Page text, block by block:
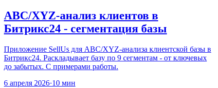
ABC/XYZ-анализ клиентов в
Битрикс24 - сегментация базы
Приложение SellUs для ABC/XYZ-анализа клиентской базы в
Битрикс24. Раскладывает базу по 9 сегментам - от ключевых
до забытых. С примерами работы.
6 апреля 2026·10 мин